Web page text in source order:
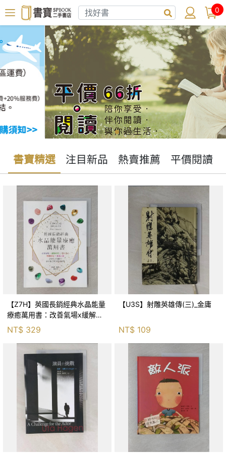
0
書寶精選 注目新品 熱賣推薦 平價閱讀
【Z7H】英國長銷經典水晶能量
療癒萬用書：改善氣場x緩解疼
痛x穩定身心x增加財富x促進人
緣，250種水晶礦石給你最完整
的生活對策_菲利
NT$ 329
【U3S】射雕英雄傳(三)_金庸
NT$ 109